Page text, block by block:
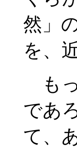
然」
を、
も
であ
て、